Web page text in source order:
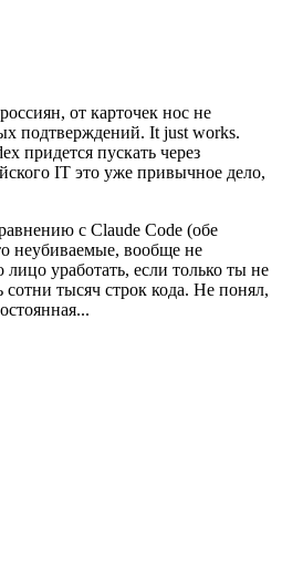
от карточек нос не
подтверждений. It just works.
придется пускать через
IT это уже привычное дело,
с Claude Code (обе
неубиваемые, вообще не
уработать, если только ты не
тысяч строк кода. Не понял,